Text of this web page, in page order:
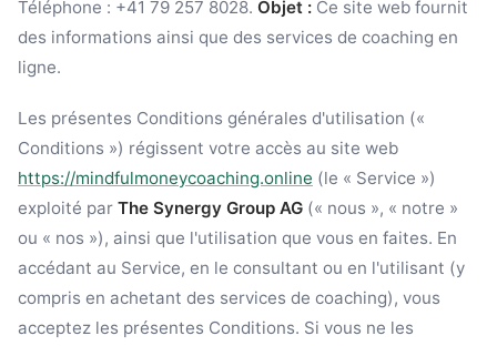
Téléphone : +41 79 257 8028. Objet : Ce site web fournit
des informations ainsi que des services de coaching en
ligne.
Les présentes Conditions générales d'utilisation («
Conditions ») régissent votre accès au site web
https://mindfulmoneycoaching.online (le « Service »)
exploité par The Synergy Group AG (« nous », « notre »
ou « nos »), ainsi que l'utilisation que vous en faites. En
accédant au Service, en le consultant ou en l'utilisant (y
compris en achetant des services de coaching), vous
acceptez les présentes Conditions. Si vous ne les